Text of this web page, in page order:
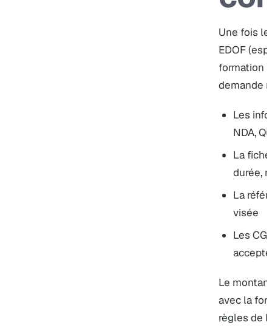
Une fois le
EDOF
formation
demande
Les
NDA,
La
durée,
La
visée
Les
Le
avec la
règles de